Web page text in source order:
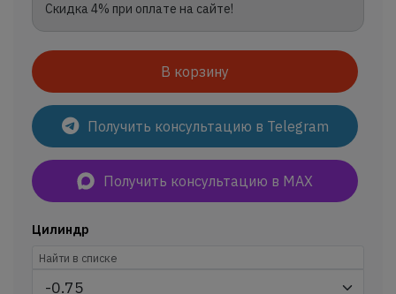
Скидка 4% при оплате на сайте!
В корзину
Получить консультацию в Telegram
Получить консультацию в MAX
Цилиндр